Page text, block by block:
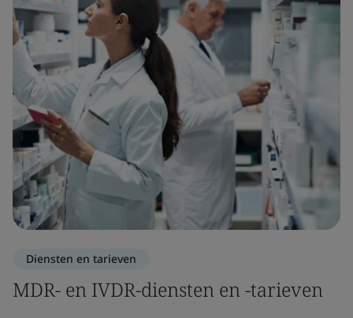
Diensten en tarieven
MDR- en IVDR-diensten en -tarieven